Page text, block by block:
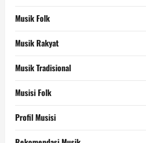
Musik Folk
Musik Rakyat
Musik Tradisional
Musisi Folk
Profil Musisi